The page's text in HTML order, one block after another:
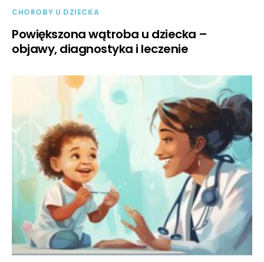
CHOROBY U DZIECKA
Powiększona wątroba u dziecka –
objawy, diagnostyka i leczenie